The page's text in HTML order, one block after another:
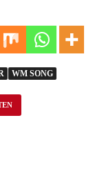
WM SONG